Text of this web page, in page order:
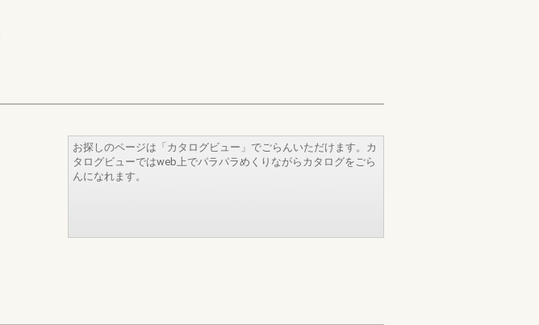
お探しのページは「カタログビュー」でごらんいただけます。カ
タログビューではweb上でパラパラめくりながらカタログをごら
んになれます。